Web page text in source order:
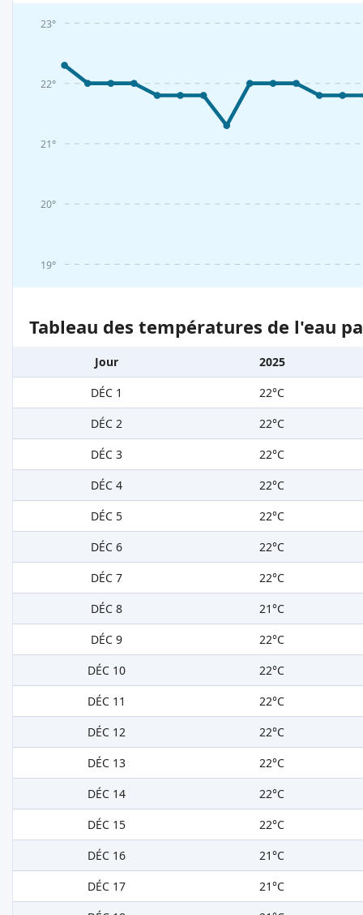
19°
20°
21°
22°
23°
Tableau des températures de l'eau
Jour
2025
DÉC 1
22°C
DÉC 2
22°C
DÉC 3
22°C
DÉC 4
22°C
DÉC 5
22°C
DÉC 6
22°C
DÉC 7
22°C
DÉC 8
21°C
DÉC 9
22°C
DÉC 10
22°C
DÉC 11
22°C
DÉC 12
22°C
DÉC 13
22°C
DÉC 14
22°C
DÉC 15
22°C
DÉC 16
21°C
DÉC 17
21°C